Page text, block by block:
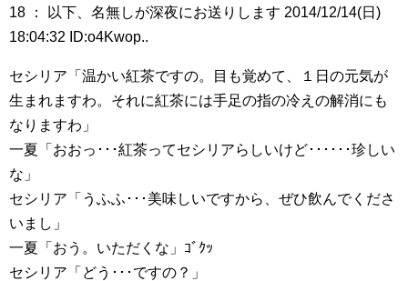
18 ： 以下、名無しが深夜にお送りします 2014/12/14(日)
18:04:32 ID:o4Kwop..
セシリア「温かい紅茶ですの。目も覚めて、１日の元気が
生まれますわ。それに紅茶には手足の指の冷えの解消にも
なりますわ」
一夏「おおっ･･･紅茶ってセシリアらしいけど･･････珍しい
な」
セシリア「うふふ･･･美味しいですから、ぜひ飲んでくださ
いまし」
一夏「おう。いただくな」ｺﾞｸｯ
セシリア「どう･･･ですの？」